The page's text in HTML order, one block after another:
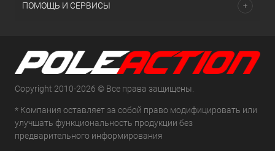
ПОМОЩЬ И СЕРВИСЫ
Copyright 2010-2026 © Все права защищены.
* Компания оставляет за собой право модифицировать или
улучшать функциональность продукции без
предварительного информирования